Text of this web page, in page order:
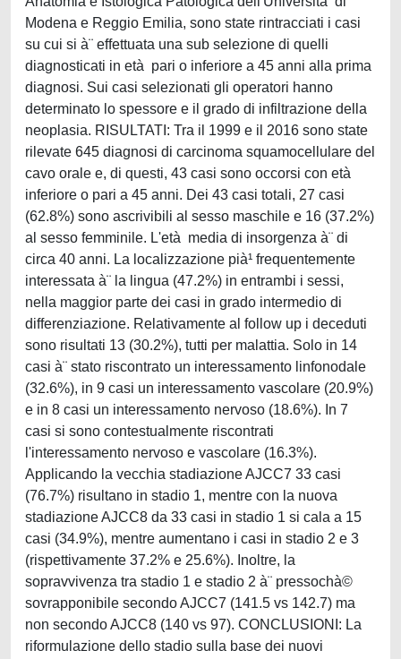
Modena e Reggio Emilia, sono state rintracciati i casi
su cui si à¨ effettuata una sub selezione di quelli
diagnosticati in età pari o inferiore a 45 anni alla prima
diagnosi. Sui casi selezionati gli operatori hanno
determinato lo spessore e il grado di infiltrazione della
neoplasia. RISULTATI: Tra il 1999 e il 2016 sono state
rilevate 645 diagnosi di carcinoma squamocellulare del
cavo orale e, di questi, 43 casi sono occorsi con età
inferiore o pari a 45 anni. Dei 43 casi totali, 27 casi
(62.8%) sono ascrivibili al sesso maschile e 16 (37.2%)
al sesso femminile. L'età media di insorgenza à¨ di
circa 40 anni. La localizzazione pià¹ frequentemente
interessata à¨ la lingua (47.2%) in entrambi i sessi,
nella maggior parte dei casi in grado intermedio di
differenziazione. Relativamente al follow up i deceduti
sono risultati 13 (30.2%), tutti per malattia. Solo in 14
casi à¨ stato riscontrato un interessamento linfonodale
(32.6%), in 9 casi un interessamento vascolare (20.9%)
e in 8 casi un interessamento nervoso (18.6%). In 7
casi si sono contestualmente riscontrati
l'interessamento nervoso e vascolare (16.3%).
Applicando la vecchia stadiazione AJCC7 33 casi
(76.7%) risultano in stadio 1, mentre con la nuova
stadiazione AJCC8 da 33 casi in stadio 1 si cala a 15
casi (34.9%), mentre aumentano i casi in stadio 2 e 3
(rispettivamente 37.2% e 25.6%). Inoltre, la
sopravvivenza tra stadio 1 e stadio 2 à¨ pressochà©
sovrapponibile secondo AJCC7 (141.5 vs 142.7) ma
non secondo AJCC8 (140 vs 97). CONCLUSIONI: La
riformulazione dello stadio sulla base dei nuovi